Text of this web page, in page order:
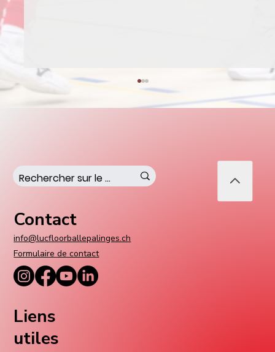
Un entraîneur suédois aux commandes
de notre première équipe
Liens
utiles
Contact
info@lucfloorballepalinges.ch
Formulaire de contact